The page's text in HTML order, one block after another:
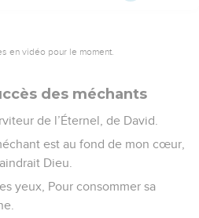
en vidéo pour le moment.
des méchants
de l’Éternel, de David.
est au fond de mon cœur,
Dieu.
yeux, Pour consommer sa